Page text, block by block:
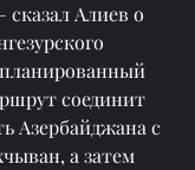
Алиев о
соединит
Азербайджана с
а затем